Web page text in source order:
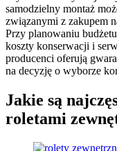
samodzielny montaż
związanymi z zakupem
Przy planowaniu
koszty konserwacji i
producenci oferują
na decyzję o wyborze
Jakie są
roletami